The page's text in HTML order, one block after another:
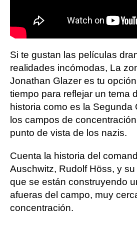
Si te gustan las películas
realidades incómodas, La
Jonathan Glazer es tu
tiempo para reflejar un tema
historia como es la Segunda
los campos de
punto de vista de los nazis.
Cuenta la historia del
Auschwitz, Rudolf Höss, y
que se están construyendo
afueras del campo, muy
concentración.